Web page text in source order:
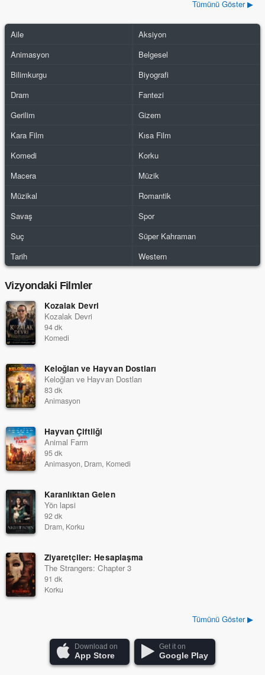
Tümünü Göster ▶
Aile
Aksiyon
Animasyon
Belgesel
Bilimkurgu
Biyografi
Dram
Fantezi
Gerilim
Gizem
Kara Film
Kısa Film
Komedi
Korku
Macera
Müzik
Müzikal
Romantik
Savaş
Spor
Suç
Süper Kahraman
Tarih
Western
Vizyondaki Filmler
Kozalak Devri
Kozalak Devri
94 dk
Komedi
Keloğlan ve Hayvan Dostları
Keloğlan ve Hayvan Dostları
83 dk
Animasyon
Hayvan Çiftliği
Animal Farm
95 dk
Animasyon, Dram, Komedi
Karanlıktan Gelen
Yön lapsi
92 dk
Dram, Korku
Ziyaretçiler: Hesaplaşma
The Strangers: Chapter 3
91 dk
Korku
Tümünü Göster ▶
Download on
App Store
Get it on
Google Play